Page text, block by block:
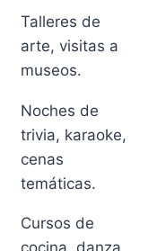
Talleres de
arte, visitas a
museos.
Noches de
trivia, karaoke,
cenas
temáticas.
Cursos de